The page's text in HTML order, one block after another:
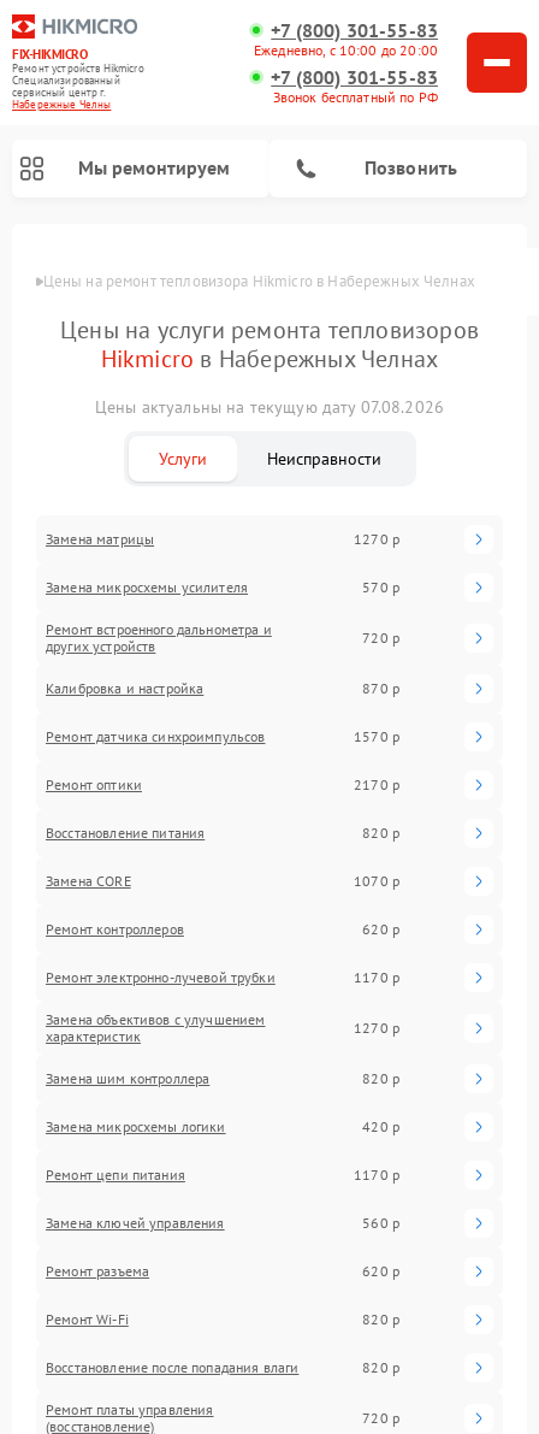
FIX-HIKMICRO
Ремонт устройств Hikmicro
Специализированный
cервисный центр г.
Набережные Челны
+7 (800) 301-55-83
Ежедневно, с 10:00 до 20:00
+7 (800) 301-55-83
Звонок бесплатный по РФ
Мы ремонтируем Позвонить
Цены на ремонт тепловизора Hikmicro в Набережных Челнах
Цены на услуги ремонта тепловизоров
Hikmicro в Набережных Челнах
Цены актуальны на текущую дату 07.08.2026
Услуги Неисправности
Замена матрицы 1270 р
Замена микросхемы усилителя 570 р
Ремонт встроенного дальнометра и
других устройств
720 р
Калибровка и настройка 870 р
Ремонт датчика синхроимпульсов 1570 р
Ремонт оптики 2170 р
Восстановление питания 820 р
Замена CORE 1070 р
Ремонт контроллеров 620 р
Ремонт электронно-лучевой трубки 1170 р
Замена объективов с улучшением
характеристик
1270 р
Замена шим контроллера 820 р
Замена микросхемы логики 420 р
Ремонт цепи питания 1170 р
Замена ключей управления 560 р
Ремонт разъема 620 р
Ремонт Wi-Fi 820 р
Восстановление после попадания влаги 820 р
Ремонт платы управления
(восстановление)
720 р